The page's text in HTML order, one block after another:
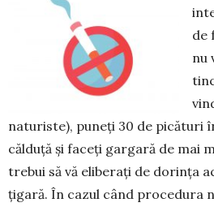
de
nu
naturiste), puneți 30 de picături
călduță și faceți gargară de mai
trebui să vă eliberați de dorința
țigară. În cazul când proce­dura